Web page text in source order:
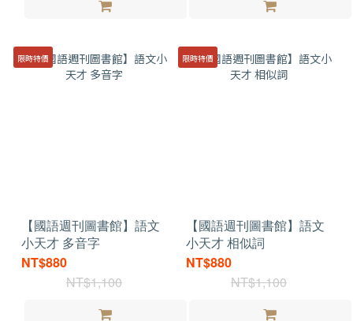
限時特價
【國語週刊圖書館】語文
小天才 多音字
NT$880
NT$1,100
限時特價
【國語週刊圖書館】語文
小天才 相似詞
NT$880
NT$1,100